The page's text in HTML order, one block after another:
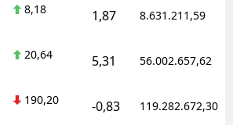
8,18 1,87 8.631.211,59
20,64 5,31 56.002.657,62
190,20 -0,83 119.282.672,30